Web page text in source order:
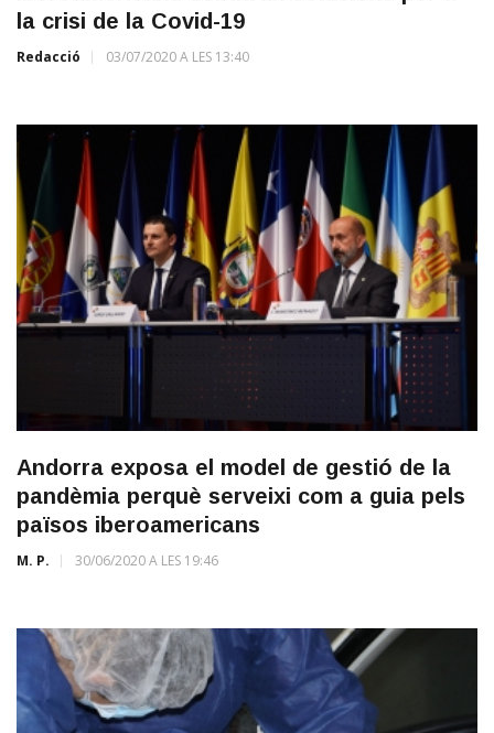
la crisi de la Covid-19
Redacció 03/07/2020 A LES 13:40
Andorra exposa el model de gestió de la
pandèmia perquè serveixi com a guia pels
països iberoamericans
M. P. 30/06/2020 A LES 19:46